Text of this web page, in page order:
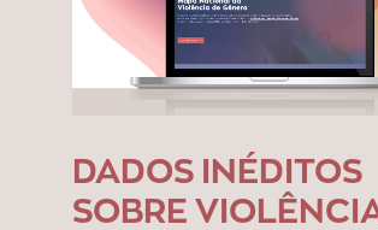
DADOS INÉDITOS
SOBRE